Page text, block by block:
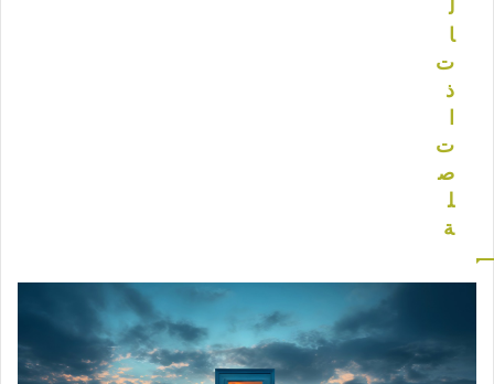
ل
ا
ت
ذ
ت
ص
ل
ة